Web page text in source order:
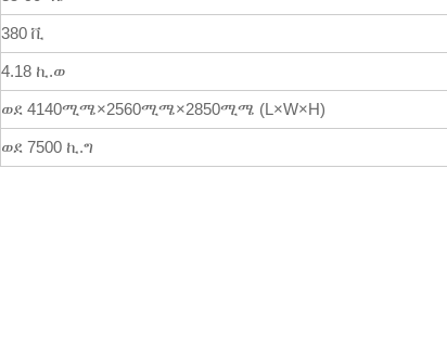
380 ቪ
4.18 ኪ.ወ
ወደ 4140ሚሜ×2560ሚሜ×2850ሚሜ (L×W×H)
ወደ 7500 ኪ.ግ